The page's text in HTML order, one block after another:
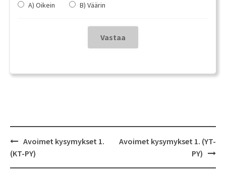
A) Oikein B) Väärin
Post
navigation
Avoimet kysymykset 1.
(KT-PY)
Avoimet kysymykset 1. (YT-
PY)